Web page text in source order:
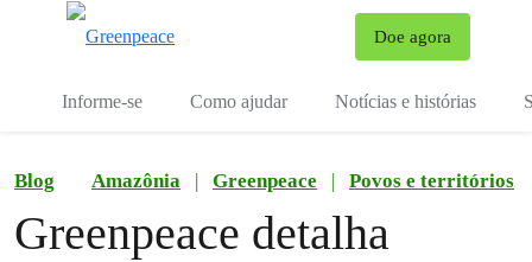
Doe agora
Informe-se Como ajudar Notícias e histórias
Blog Amazônia | Greenpeace | Povos e territórios
Greenpeace detalha